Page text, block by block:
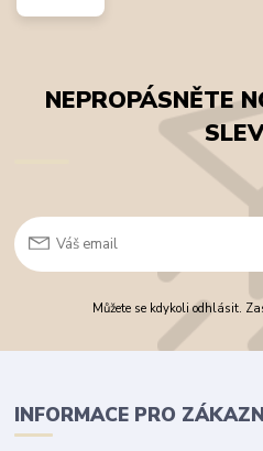
NEPROPÁSNĚTE
Můžete se kdykoli odhlásit.
INFORMACE PRO